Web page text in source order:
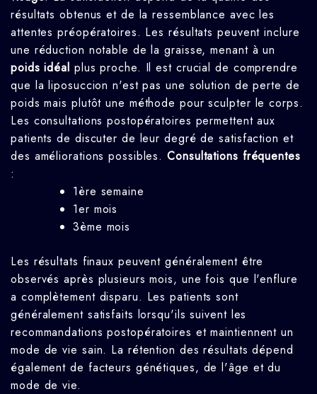
résultats obtenus et de la ressemblance avec les
attentes préopératoires. Les résultats peuvent inclure
une réduction notable de la graisse, menant à un
poids idéal plus proche. Il est crucial de comprendre
que la liposuccion n'est pas une solution de perte de
poids mais plutôt une méthode pour sculpter le corps.
Les consultations postopératoires permettent aux
patients de discuter de leur degré de satisfaction et
des améliorations possibles.Consultations fréquentes
:
1ère semaine
1er mois
3ème mois
Les résultats finaux peuvent généralement être
observés après plusieurs mois, une fois que l'enflure
a complètement disparu. Les patients sont
généralement satisfaits lorsqu'ils suivent les
recommandations postopératoires et maintiennent un
mode de vie sain. La rétention des résultats dépend
également de facteurs génétiques, de l'âge et du
mode de vie.